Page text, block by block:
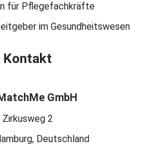
für Pflegefachkräfte
im Gesundheitswesen
Kontakt
GmbH
Zirkusweg 2
Deutschland